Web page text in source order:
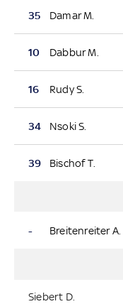
35 Damar M.
10 Dabbur M.
16 Rudy S.
34 Nsoki S.
39 Bischof T.
- Breitenreiter A.
Siebert D.